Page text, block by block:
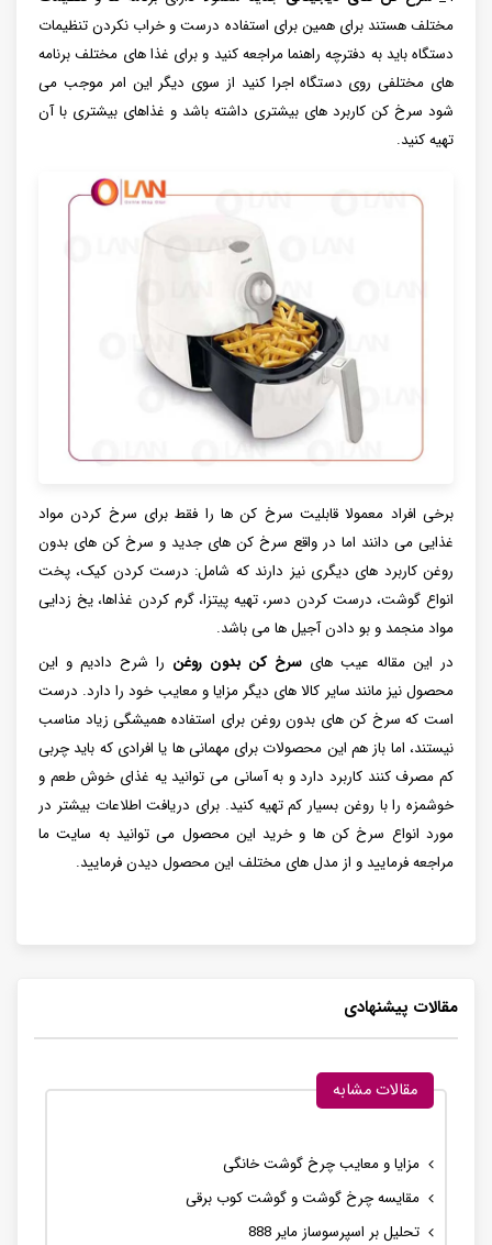
مختلف هستند برای همین برای استفاده درست و خراب نکردن تنظیمات
دستگاه باید به دفترچه راهنما مراجعه کنید و برای غذا های مختلف برنامه
های مختلفی روی دستگاه اجرا کنید از سوی دیگر این امر موجب می
شود سرخ کن کاربرد های بیشتری داشته باشد و غذاهای بیشتری با آن
تهیه کنید.
برخی افراد معمولا قابلیت سرخ کن ها را فقط برای سرخ کردن مواد
غذایی می دانند اما در واقع سرخ کن های جدید و سرخ کن های بدون
روغن کاربرد های دیگری نیز دارند که شامل: درست کردن کیک، پخت
انواع گوشت، درست کردن دسر، تهیه پیتزا، گرم کردن غذاها، یخ زدایی
مواد منجمد و بو دادن آجیل ها می باشد.
در این مقاله عیب های سرخ کن بدون روغن را شرح دادیم و این
محصول نیز مانند سایر کالا های دیگر مزایا و معایب خود را دارد. درست
است که سرخ کن های بدون روغن برای استفاده همیشگی زیاد مناسب
نیستند، اما باز هم این محصولات برای مهمانی ها یا افرادی که باید چربی
کم مصرف کنند کاربرد دارد و به آسانی می توانید یه غذای خوش طعم و
خوشمزه را با روغن بسیار کم تهیه کنید. برای دریافت اطلاعات بیشتر در
مورد انواع سرخ کن ها و خرید این محصول می توانید به سایت ما
مراجعه فرمایید و از مدل های مختلف این محصول دیدن فرمایید.
مقالات پیشنهادی
مقالات مشابه
مزایا و معایب چرخ گوشت خانگی
مقایسه چرخ گوشت و گوشت کوب برقی
تحلیل بر اسپرسوساز مایر 888